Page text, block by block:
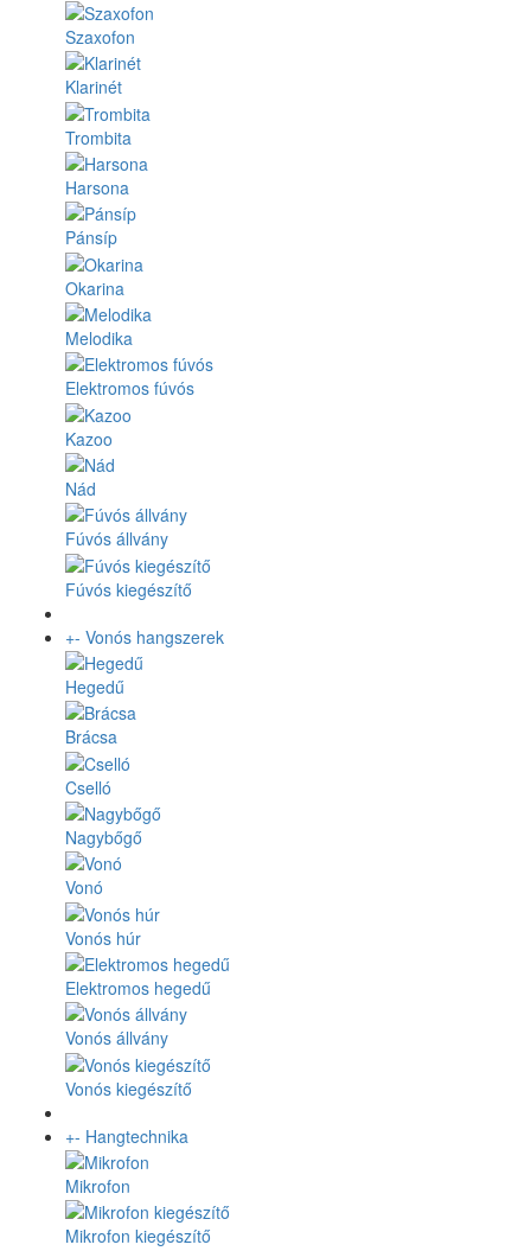
Szaxofon
Klarinét
Trombita
Harsona
Pánsíp
Okarina
Melodika
Elektromos fúvós
Kazoo
Nád
Fúvós állvány
Fúvós kiegészítő
+- Vonós hangszerek
Hegedű
Brácsa
Cselló
Nagybőgő
Vonó
Vonós húr
Elektromos hegedű
Vonós állvány
Vonós kiegészítő
+- Hangtechnika
Mikrofon
Mikrofon kiegészítő